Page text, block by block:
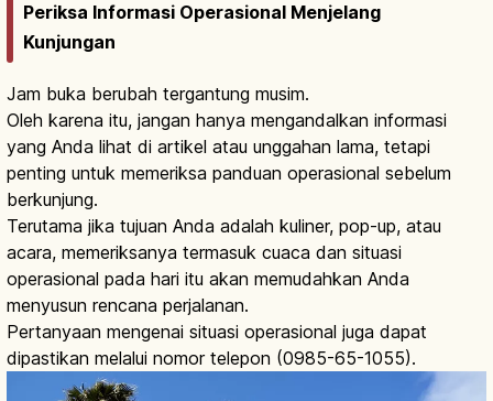
Periksa Informasi Operasional Menjelang
Kunjungan
Jam buka berubah tergantung musim.
Oleh karena itu, jangan hanya mengandalkan informasi
yang Anda lihat di artikel atau unggahan lama, tetapi
penting untuk memeriksa panduan operasional sebelum
berkunjung.
Terutama jika tujuan Anda adalah kuliner, pop-up, atau
acara, memeriksanya termasuk cuaca dan situasi
operasional pada hari itu akan memudahkan Anda
menyusun rencana perjalanan.
Pertanyaan mengenai situasi operasional juga dapat
dipastikan melalui nomor telepon (0985-65-1055).